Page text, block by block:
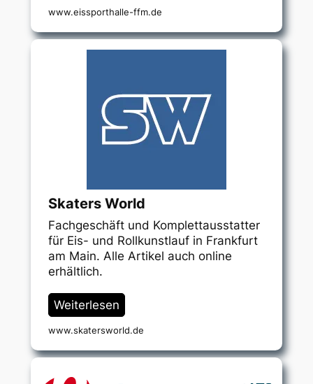
www.eissporthalle-ffm.de
Skaters World
Fachgeschäft und Komplettausstatter
für Eis- und Rollkunstlauf in Frankfurt
am Main. Alle Artikel auch online
erhältlich.
Weiterlesen
www.skatersworld.de